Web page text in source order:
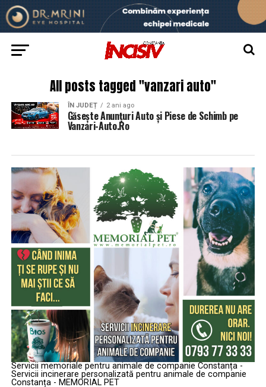
All posts tagged "vanzari auto"
ÎN JUDEȚ 2 ani ago
Găsește Anunțuri Auto și Piese de Schimb pe
Vanzari-Auto.Ro
Servicii memoriale pentru animale de companie Constanța -
Servicii incinerare personalizată pentru animale de companie
Constanța - MEMORIAL PET